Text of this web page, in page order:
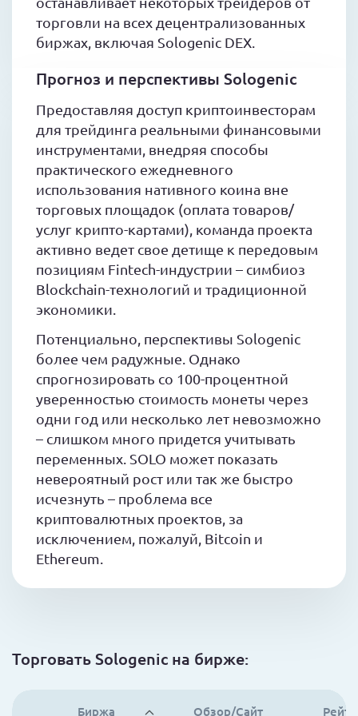
торговли на всех децентрализованных
биржах, включая Sologenic DEX.
Прогноз и перспективы Sologenic
Предоставляя доступ криптоинвесторам
для трейдинга реальными финансовыми
инструментами, внедряя способы
практического ежедневного
использования нативного коина вне
торговых площадок (оплата товаров/
услуг крипто-картами), команда проекта
активно ведет свое детище к передовым
позициям Fintech-индустрии – симбиоз
Blockchain-технологий и традиционной
экономики.
Потенциально, перспективы Sologenic
более чем радужные. Однако
спрогнозировать со 100-процентной
уверенностью стоимость монеты через
одни год или несколько лет невозможно
– слишком много придется учитывать
переменных. SOLO может показать
невероятный рост или так же быстро
исчезнуть – проблема все
криптовалютных проектов, за
исключением, пожалуй, Bitcoin и
Ethereum.
Торговать Sologenic на бирже:
Биржа Обзор/Сайт